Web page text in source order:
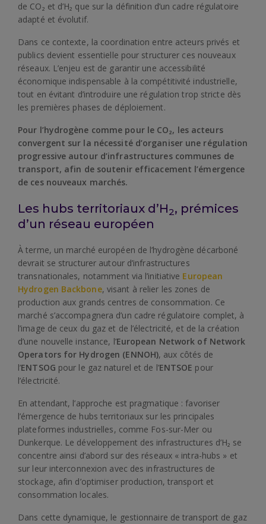
de CO₂ et d’H₂ que sur la définition d’un cadre régulatoire
adapté et évolutif.
Dans ce contexte, la coordination entre acteurs privés et
publics devient essentielle pour structurer ces nouveaux
réseaux. L’enjeu est de garantir une accessibilité
économique indispensable à la compétitivité industrielle,
tout en évitant d’introduire une régulation trop stricte dès
les premières phases de déploiement.
Pour l’hydrogène comme pour le CO₂, les acteurs
convergent sur la nécessité d’organiser une régulation
progressive autour d’infrastructures communes de
transport, afin de soutenir efficacement l’émergence
de ces nouveaux marchés.
Les hubs territoriaux d’H2, prémices
d’un réseau européen
À terme, un marché européen de l’hydrogène décarboné
devrait se structurer autour d’infrastructures
transnationales, notamment via l’initiative European
Hydrogen Backbone, visant à relier les zones de
production aux grands centres de consommation. Ce
marché s’accompagnera d’un cadre régulatoire complet, à
l’image de ceux du gaz et de l’électricité, et de la création
d’une nouvelle instance, l’European Network of Network
Operators for Hydrogen (ENNOH), aux côtés de
l’ENTSOG pour le gaz naturel et de l’ENTSOE pour
l’électricité.
En attendant, l’approche est pragmatique : favoriser
l’émergence de hubs territoriaux sur les principales
plateformes industrielles, comme Fos-sur-Mer ou
Dunkerque. Le développement des infrastructures d’H₂ se
concentre ainsi d’abord sur des réseaux « intra-hubs » et
sur leur interconnexion avec des infrastructures de
stockage, afin d’optimiser production, transport et
consommation locales.
Dans cette dynamique, le gestionnaire de transport de gaz